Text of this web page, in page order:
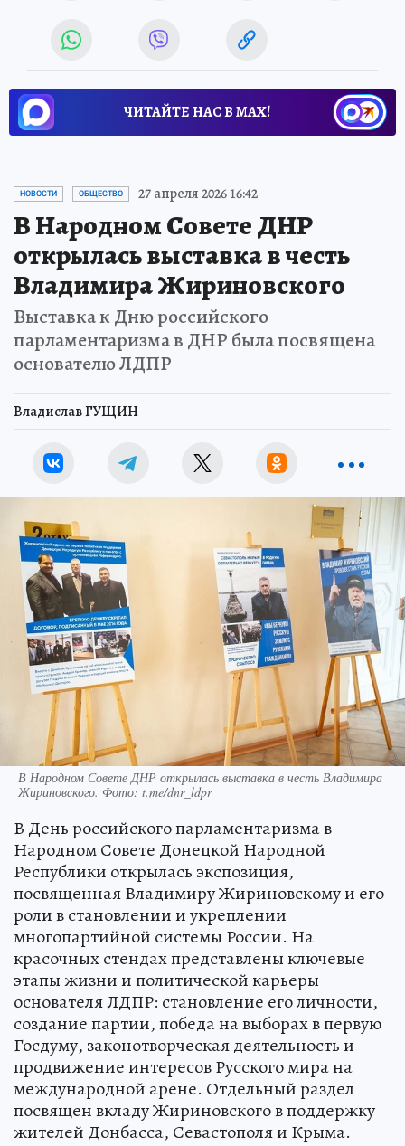
ЧИТАЙТЕ НАС В МАХ!
НОВОСТИ ОБЩЕСТВО 27 апреля 2026 16:42
В Народном Совете ДНР
открылась выставка в честь
Владимира Жириновского
Выставка к Дню российского
парламентаризма в ДНР была посвящена
основателю ЛДПР
Владислав ГУЩИН
В Народном Совете ДНР открылась выставка в честь Владимира
Жириновского. Фото: t.me/dnr_ldpr
В День российского парламентаризма в
Народном Совете Донецкой Народной
Республики открылась экспозиция,
посвященная Владимиру Жириновскому и его
роли в становлении и укреплении
многопартийной системы России. На
красочных стендах представлены ключевые
этапы жизни и политической карьеры
основателя ЛДПР: становление его личности,
создание партии, победа на выборах в первую
Госдуму, законотворческая деятельность и
продвижение интересов Русского мира на
международной арене. Отдельный раздел
посвящен вкладу Жириновского в поддержку
жителей Донбасса, Севастополя и Крыма.